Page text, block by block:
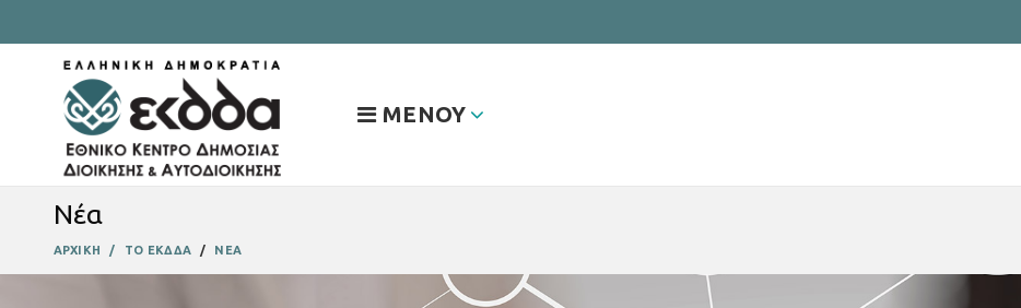
ΜΕΝΟΥ
Νέα
ΑΡΧΙΚΗ ΤΟ ΕΚΔΔΑ ΝΕΑ